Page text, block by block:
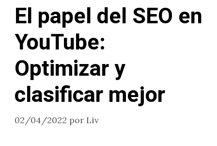
El papel del SEO en
YouTube:
Optimizar y
clasificar mejor
02/04/2022 por Liv